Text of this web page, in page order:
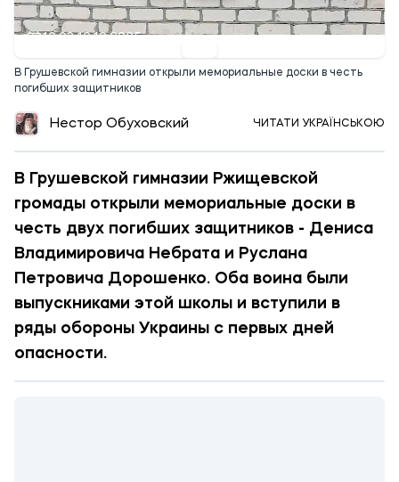
12:03 12.12.2025
В Грушевской гимназии открыли мемориальные доски в честь
погибших защитников
Нестор Обуховский ЧИТАТИ УКРАЇНСЬКОЮ
В Грушевской гимназии Ржищевской
громады открыли мемориальные доски в
честь двух погибших защитников - Дениса
Владимировича Небрата и Руслана
Петровича Дорошенко. Оба воина были
выпускниками этой школы и вступили в
ряды обороны Украины с первых дней
опасности.